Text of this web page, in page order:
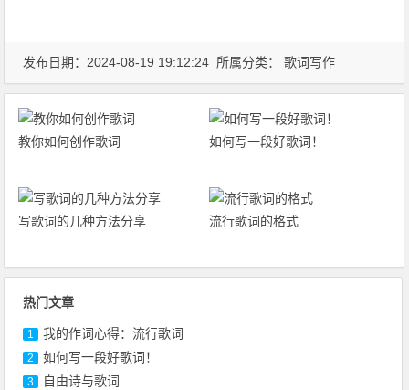
发布日期：2024-08-19 19:12:24 所属分类：歌词写作
教你如何创作歌词 如何写一段好歌词！
写歌词的几种方法分享 流行歌词的格式
热门文章
1 我的作词心得：流行歌词
2 如何写一段好歌词！
3 自由诗与歌词